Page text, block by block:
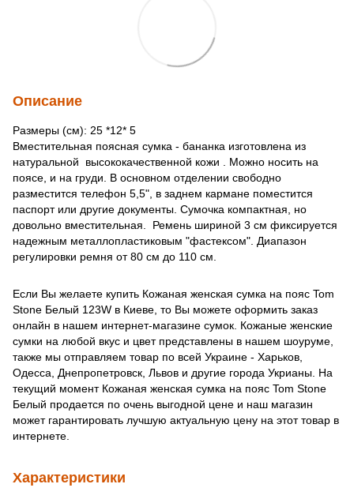
Описание
Размеры (см): 25 *12* 5
Вместительная поясная сумка - бананка изготовлена из
натуральной высококачественной кожи . Можно носить на
поясе, и на груди. В основном отделении свободно
разместится телефон 5,5", в заднем кармане поместится
паспорт или другие документы. Сумочка компактная, но
довольно вместительная. Ремень шириной 3 см фиксируется
надежным металлопластиковым "фастексом". Диапазон
регулировки ремня от 80 см до 110 см.
Если Вы желаете купить Кожаная женская сумка на пояс Tom
Stone Белый 123W в Киеве, то Вы можете оформить заказ
онлайн в нашем интернет-магазине сумок. Кожаные женские
сумки на любой вкус и цвет представлены в нашем шоуруме,
также мы отправляем товар по всей Украине - Харьков,
Одесса, Днепропетровск, Львов и другие города Укрианы. На
текущий момент Кожаная женская сумка на пояс Tom Stone
Белый продается по очень выгодной цене и наш магазин
может гарантировать лучшую актуальную цену на этот товар в
интернете.
Характеристики